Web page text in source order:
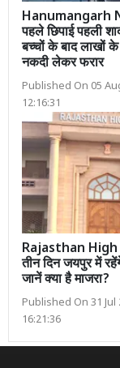
Hanumangarh
पहले छिपाई पहली
बच्चों के बाद लाखों
नकदी लेकर फरार
Published On 05
12:16:31
Rajasthan
तीन दिन जयपुर में
जानें क्या है माजरा?
Published On 31 Jul
16:21:36